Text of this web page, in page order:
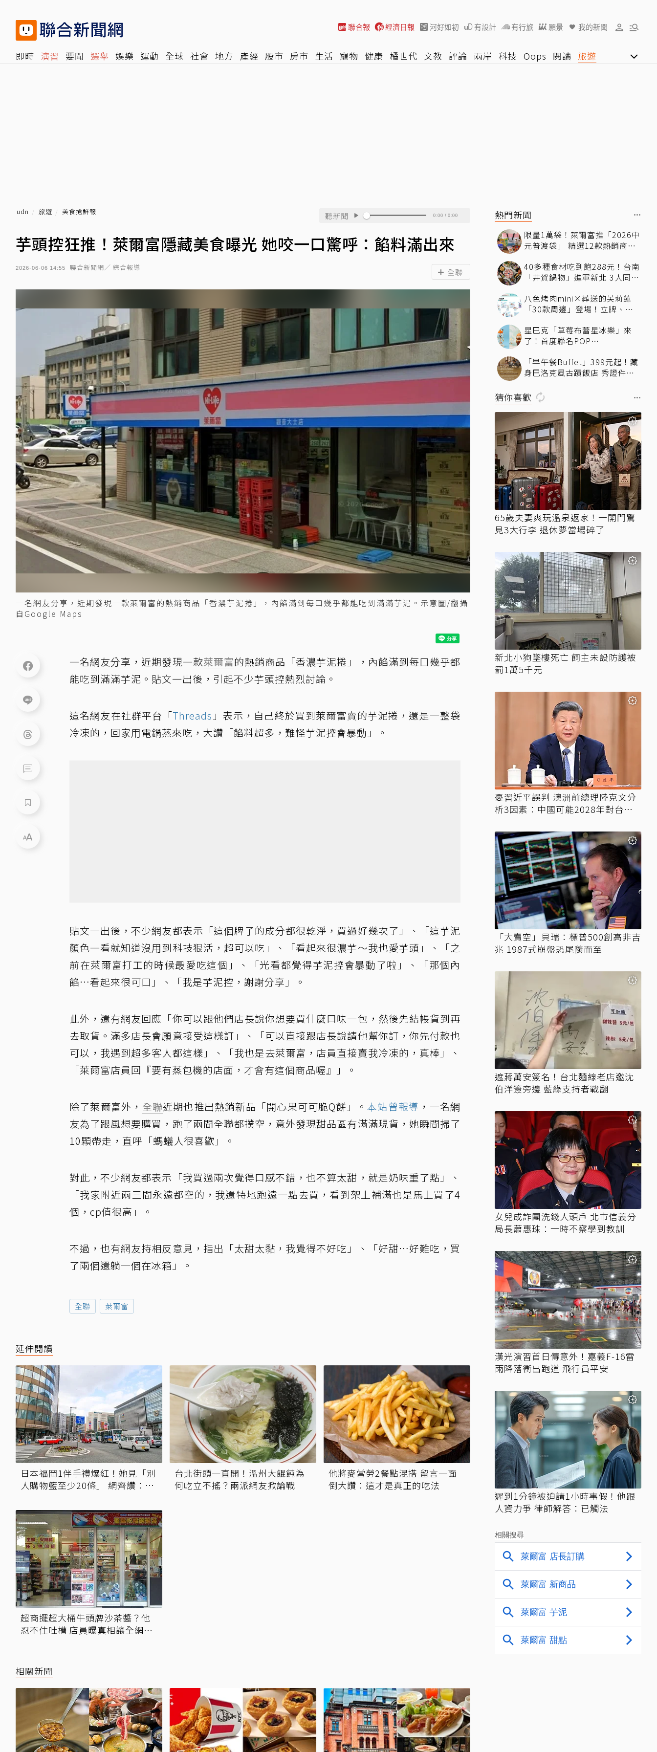
聯合報 經濟日報 河好如初 有設計 有行旅 願景 我的新聞
即時 演習 要聞 選舉 娛樂 運動 全球 社會 地方 產經 股市 房市 生活 寵物 健康 橘世代 文教 評論 兩岸 科技 Oops 閱讀 旅遊
udn 旅遊 美食搶鮮報 聽新聞 0:00 / 0:00
芋頭控狂推！萊爾富隱藏美食曝光 她咬一口驚呼：餡料滿出來
2026-06-06 14:55 聯合新聞網／ 綜合報導 全聯
一名網友分享，近期發現一款萊爾富的熱銷商品「香濃芋泥捲」，內餡滿到每口幾乎都能吃到滿滿芋泥。示意圖/翻攝
自Google Maps
一名網友分享，近期發現一款萊爾富的熱銷商品「香濃芋泥捲」，內餡滿到每口幾乎都
能吃到滿滿芋泥。貼文一出後，引起不少芋頭控熱烈討論。
這名網友在社群平台「Threads 」表示，自己終於買到萊爾富賣的芋泥捲，還是一整袋
冷凍的，回家用電鍋蒸來吃，大讚「餡料超多，難怪芋泥控會暴動」。
貼文一出後，不少網友都表示「這個牌子的成分都很乾淨，買過好幾次了」、「這芋泥
顏色一看就知道沒用到科技狠活，超可以吃」、「看起來很濃芋～我也愛芋頭」、「之
前在萊爾富打工的時候最愛吃這個」、「光看都覺得芋泥控會暴動了啦」、「那個內
餡…看起來很可口」、「我是芋泥控，謝謝分享」。
此外，還有網友回應「你可以跟他們店長說你想要買什麼口味一包，然後先結帳貨到再
去取貨。滿多店長會願意接受這樣訂」、「可以直接跟店長說請他幫你訂，你先付款也
可以，我遇到超多客人都這樣」、「我也是去萊爾富，店員直接賣我冷凍的，真棒」、
「萊爾富店員回『要有蒸包機的店面，才會有這個商品喔』」。
除了萊爾富外， 全聯近期也推出熱銷新品「開心果可可脆Q餅」。本站曾報導 ，一名網
友為了跟風想要購買，跑了兩間全聯都撲空，意外發現甜品區有滿滿現貨，她瞬間掃了
10顆帶走，直呼「螞蟻人很喜歡」。
對此，不少網友都表示「我買過兩次覺得口感不錯，也不算太甜，就是奶味重了點」、
「我家附近兩三間永遠都空的，我還特地跑遠一點去買，看到架上補滿也是馬上買了4
個，cp值很高」。
不過，也有網友持相反意見，指出「太甜太黏，我覺得不好吃」、「好甜⋯好難吃，買
了兩個還躺一個在冰箱」。
全聯 萊爾富
延伸閱讀
日本福岡1伴手禮爆紅！她見「別
人購物籃至少20條」 網齊讚：超
台北街頭一直開！溫州大餛飩為
何屹立不搖？兩派網友掀論戰
他將麥當勞2餐點混搭 留言一面
倒大讚：這才是真正的吃法
超商擺超大桶牛頭牌沙茶醬？他
忍不住吐槽 店員曝真相讓全網笑
相關新聞
熱門新聞
限量1萬袋！萊爾富推「2026中
元普渡袋」 精選12款熱銷商品
40多種食材吃到飽288元！台南
「井賀鍋物」進軍新北 3人同行
八色烤肉mini×葬送的芙莉蓮
「30款周邊」登場！立牌、鑰
星巴克「草莓布蕾星冰樂」來
了！首度聯名POP
「MOLLYｘBearista小熊杯」
必收藏
「早午餐Buffet」399元起！藏
身巴洛克風古蹟飯店 秀證件再
猜你喜歡
65歲夫妻爽玩溫泉返家！一開門驚
見3大行李 退休夢當場碎了
新北小狗墜樓死亡 飼主未設防護被
罰1萬5千元
憂習近平誤判 澳洲前總理陸克文分
析3因素：中國可能2028年對台動
「大賣空」貝瑞：標普500創高非吉
兆 1987式崩盤恐尾隨而至
遮蔣萬安簽名！台北麵線老店邀沈
伯洋簽旁邊 藍綠支持者戰翻
女兒成詐團洗錢人頭戶 北市信義分
局長蕭惠珠：一時不察學到教訓
漢光演習首日傳意外！嘉義F-16雷
雨降落衝出跑道 飛行員平安
遲到1分鐘被迫請1小時事假！他跟
人資力爭 律師解答：已觸法